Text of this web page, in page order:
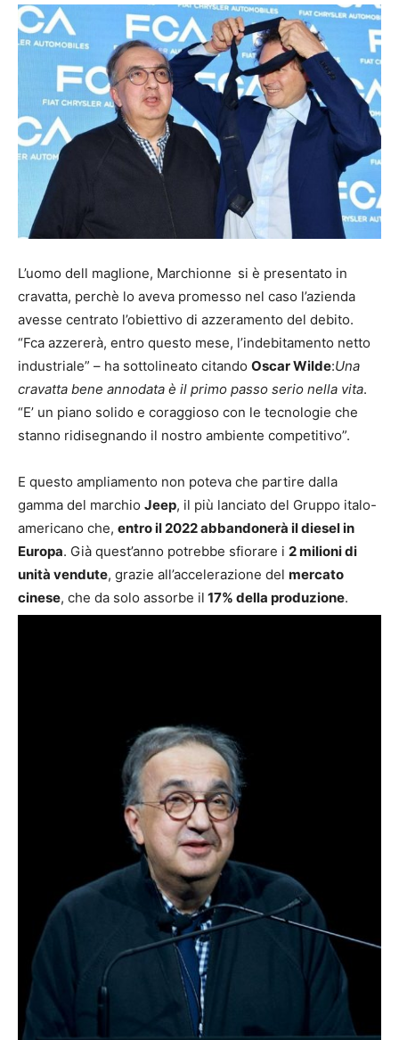
L’uomo dell maglione, Marchionne si è presentato in
cravatta, perchè lo aveva promesso nel caso l’azienda
avesse centrato l’obiettivo di azzeramento del debito.
“Fca azzererà, entro questo mese, l’indebitamento netto
industriale” – ha sottolineato citando Oscar Wilde:Una
cravatta bene annodata è il primo passo serio nella vita.
“E’ un piano solido e coraggioso con le tecnologie che
stanno ridisegnando il nostro ambiente competitivo”.
E questo ampliamento non poteva che partire dalla
gamma del marchio Jeep, il più lanciato del Gruppo italo-
americano che, entro il 2022 abbandonerà il diesel in
Europa. Già quest’anno potrebbe sfiorare i 2 milioni di
unità vendute, grazie all’accelerazione del mercato
cinese, che da solo assorbe il 17% della produzione.